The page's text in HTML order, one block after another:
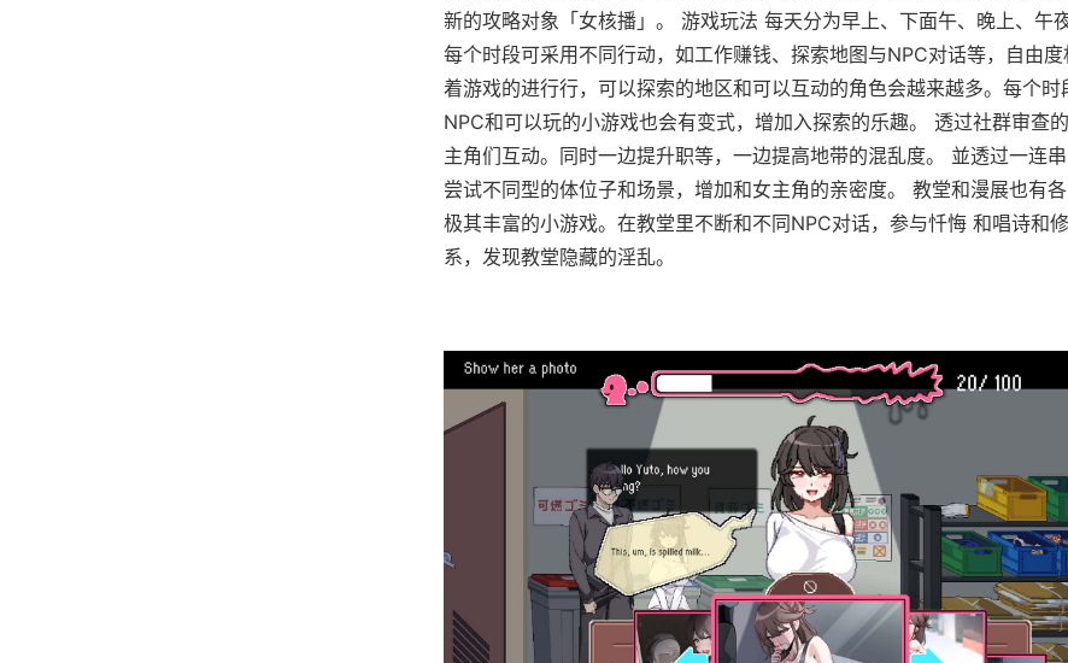
新的攻略对象「女核播」。 游戏玩法 每天分为早上、下面午、晚上、午
每个时段可采用不同行动，如工作赚钱、探索地图与NPC对话等，自由
着游戏的进行行，可以探索的地区和可以互动的角色会越来越多。每个时
NPC和可以玩的小游戏也会有变式，增加入探索的乐趣。 透过社群审查
主角们互动。同时一边提升职等，一边提高地带的混乱度。 並透过一连串
尝试不同型的体位子和场景，增加和女主角的亲密度。 教堂和漫展也有
极其丰富的小游戏。在教堂里不断和不同NPC对话，参与忏悔 和唱诗和
系，发现教堂隐藏的淫乱。